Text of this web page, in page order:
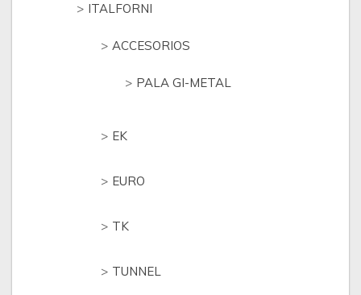
ITALFORNI
ACCESORIOS
PALA GI-METAL
EK
EURO
TK
TUNNEL